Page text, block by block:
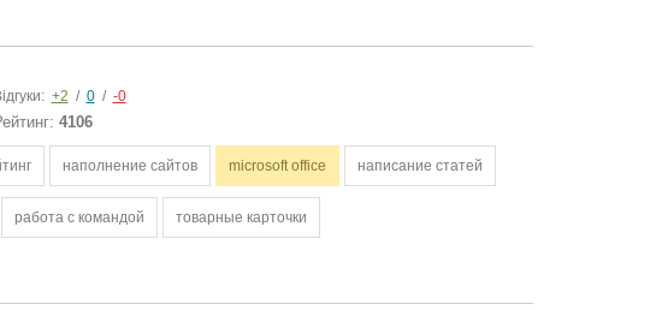
+2 / 0 / -0
4106
наполнение сайтов microsoft office написание статей
работа с командой товарные карточки